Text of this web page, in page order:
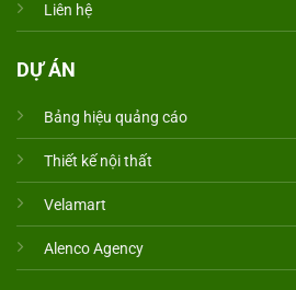
Liên hệ
DỰ ÁN
Bảng hiệu quảng cáo
Thiết kế nội thất
Velamart
Alenco Agency